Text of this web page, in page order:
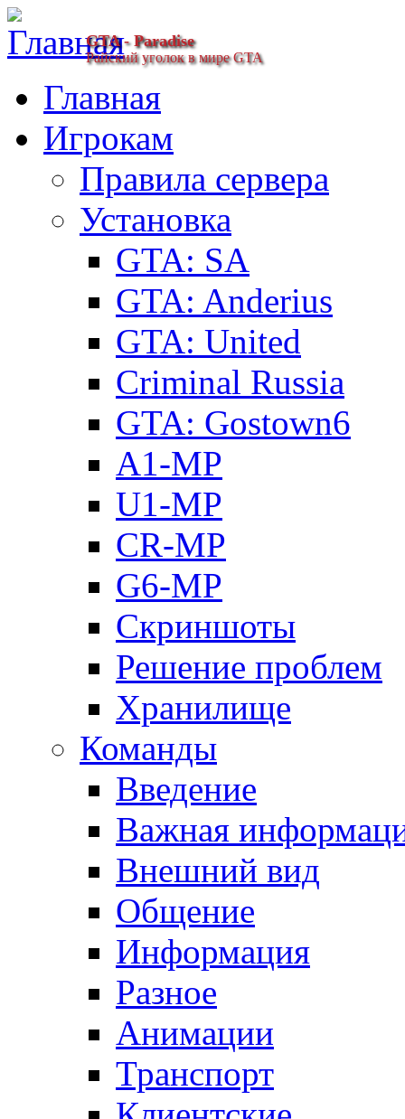
GTA - Paradise
Райский уголок в мире GTA
Главная
Игрокам
Правила сервера
Установка
GTA: SA
GTA: Anderius
GTA: United
Criminal Russia
GTA: Gostown6
A1-MP
U1-MP
CR-MP
G6-MP
Скриншоты
Решение проблем
Хранилище
Команды
Введение
Важная
Внешний вид
Общение
Информация
Разное
Анимации
Транспорт